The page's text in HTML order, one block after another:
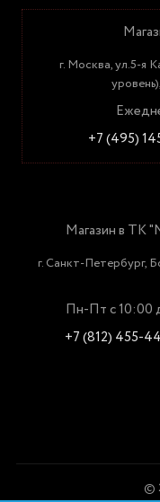
г. Москва, ул.5-я
+7 (495)
Магазин в ТК
г. Санкт-Петербург,
Пн-Пт с 10:00
+7 (812) 455-
©